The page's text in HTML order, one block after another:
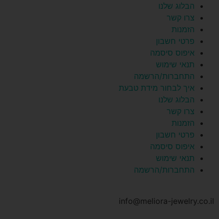
הבלוג שלנו
צרו קשר
הזמנות
פרטי חשבון
איפוס סיסמה
תנאי שימוש
התחברות/הרשמה
איך לבחור מידת טבעת
הבלוג שלנו
צרו קשר
הזמנות
פרטי חשבון
איפוס סיסמה
תנאי שימוש
התחברות/הרשמה
info@meliora-jewelry.co.il